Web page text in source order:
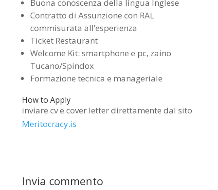
Buona conoscenza della lingua Inglese
Contratto di Assunzione con RAL
commisurata all’esperienza
Ticket Restaurant
Welcome Kit: smartphone e pc, zaino
Tucano/Spindox
Formazione tecnica e manageriale
How to Apply
inviare cv e cover letter direttamente dal sito
Meritocracy.is
Invia commento